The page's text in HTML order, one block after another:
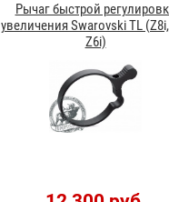
Рычаг быстрой
увеличения Swarovski TL
Z6i)